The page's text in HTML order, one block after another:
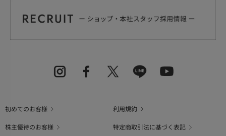
初めてのお客様
利用規約
株主優待のお客様
特定商取引法に基づく表記